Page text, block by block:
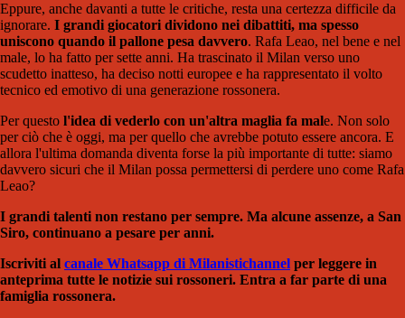
Eppure, anche davanti a tutte le critiche, resta una certezza difficile da
ignorare. I grandi giocatori dividono nei dibattiti, ma spesso
uniscono quando il pallone pesa davvero. Rafa Leao, nel bene e nel
male, lo ha fatto per sette anni. Ha trascinato il Milan verso uno
scudetto inatteso, ha deciso notti europee e ha rappresentato il volto
tecnico ed emotivo di una generazione rossonera.
Per questo l'idea di vederlo con un'altra maglia fa male. Non solo
per ciò che è oggi, ma per quello che avrebbe potuto essere ancora. E
allora l'ultima domanda diventa forse la più importante di tutte: siamo
davvero sicuri che il Milan possa permettersi di perdere uno come Rafa
Leao?
I grandi talenti non restano per sempre. Ma alcune assenze, a San
Siro, continuano a pesare per anni.
Iscriviti al canale Whatsapp di Milanistichannel per leggere in
anteprima tutte le notizie sui rossoneri. Entra a far parte di una
famiglia rossonera.